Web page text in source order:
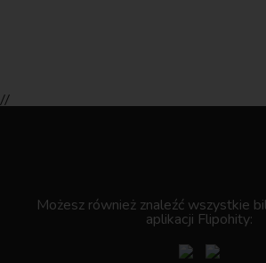
//
Możesz również znaleźć wszystkie
aplikacji Flipohity: